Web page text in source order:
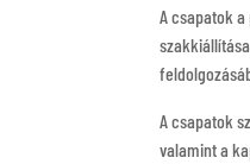
A csapatok
A csapatok
valamint a